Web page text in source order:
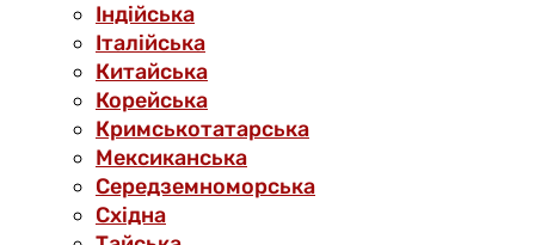
Індійська
Італійська
Китайська
Корейська
Кримськотатарська
Мексиканська
Середземноморська
Східна